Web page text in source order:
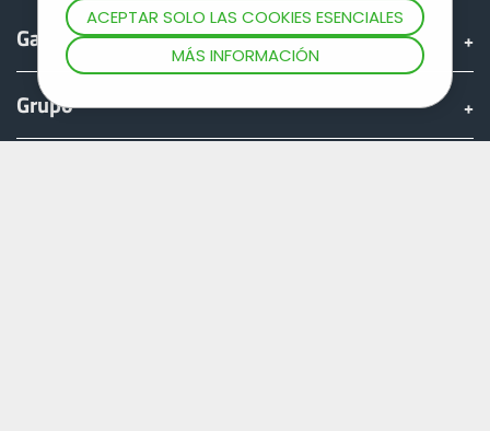
ACEPTAR SOLO LAS COOKIES ESENCIALES
MÁS INFORMACIÓN
Gama
Grupo